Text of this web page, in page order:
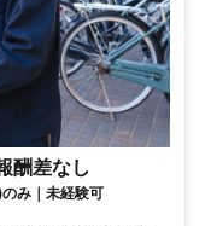
酬差なし
み｜未経験可